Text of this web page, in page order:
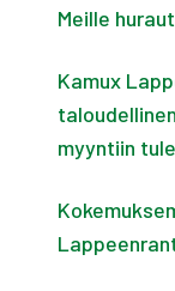
Meille
Kamux
myyntiin